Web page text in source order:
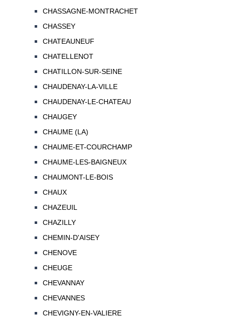
CHASSAGNE-MONTRACHET
CHASSEY
CHATEAUNEUF
CHATELLENOT
CHATILLON-SUR-SEINE
CHAUDENAY-LA-VILLE
CHAUDENAY-LE-CHATEAU
CHAUGEY
CHAUME (LA)
CHAUME-ET-COURCHAMP
CHAUME-LES-BAIGNEUX
CHAUMONT-LE-BOIS
CHAUX
CHAZEUIL
CHAZILLY
CHEMIN-D'AISEY
CHENOVE
CHEUGE
CHEVANNAY
CHEVANNES
CHEVIGNY-EN-VALIERE